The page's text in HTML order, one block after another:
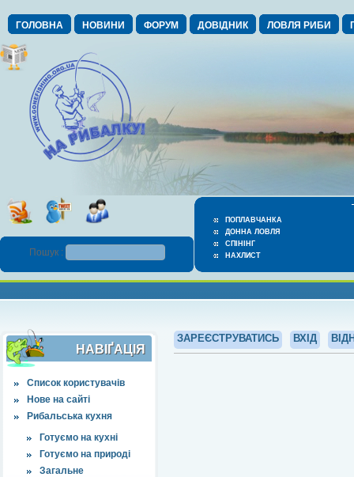
ГОЛОВНА НОВИНИ ФОРУМ ДОВІДНИК ЛОВЛЯ РИБИ
ПОПЛАВЧАНКА
ДОННА ЛОВЛЯ
СПІНІНГ
НАХЛИСТ
Пошук :
НАВІҐАЦІЯ
Список користувачів
Нове на сайті
Рибальська кухня
Готуємо на кухні
Готуємо на природі
Загальне
ЗАРЕЄСТРУВАТИСЬ ВХІД